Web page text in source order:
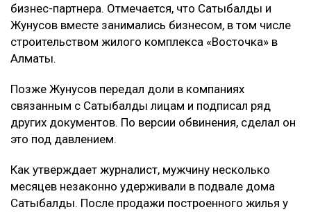
бизнес-партнера. Отмечается, что Сатыбалды и
Жунусов вместе занимались бизнесом, в том числе
строительством жилого комплекса «Восточка» в
Алматы.
Позже Жунусов передал доли в компаниях
связанным с Сатыбалды лицам и подписал ряд
других документов. По версии обвинения, сделал он
это под давлением.
Как утверждает журналист, мужчину несколько
месяцев незаконно удерживали в подвале дома
Сатыбалды. После продажи построенного жилья у